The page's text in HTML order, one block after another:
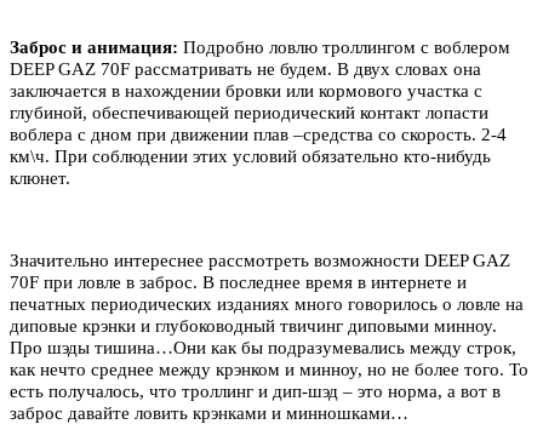
Заброс и анимация: Подробно ловлю троллингом с воблером
DEEP GAZ 70F рассматривать не будем. В двух словах она
заключается в нахождении бровки или кормового участка с
глубиной, обеспечивающей периодический контакт лопасти
воблера с дном при движении плав –средства со скорость. 2-4
км\ч. При соблюдении этих условий обязательно кто-нибудь
клюнет.
Значительно интереснее рассмотреть возможности DEEP GAZ
70F при ловле в заброс. В последнее время в интернете и
печатных периодических изданиях много говорилось о ловле на
диповые крэнки и глубоководный твичинг диповыми минноу.
Про шэды тишина…Они как бы подразумевались между строк,
как нечто среднее между крэнком и минноу, но не более того. То
есть получалось, что троллинг и дип-шэд – это норма, а вот в
заброс давайте ловить крэнками и минношками…